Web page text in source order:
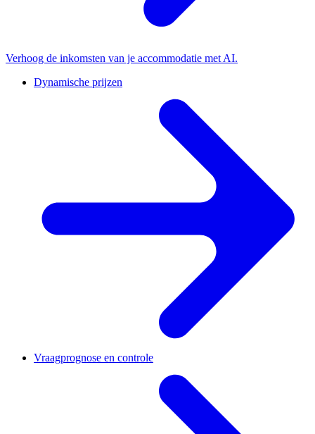
Verhoog de inkomsten van je accommodatie met AI.
Dynamische prijzen
Vraagprognose en controle